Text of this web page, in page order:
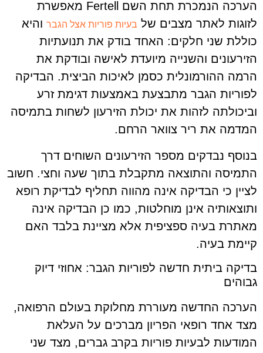
הערכה הנמכרת תחת השם Fertell מאפשרת
לזוגות לאתר מצבים של בעיות פוריות אצל הגבר והיא
כוללת שני חלקים: האחד בודק את תנועתיות
הזירעונים והשנייה מיועדת לאישה ובודקת את
הרמה ההורמונלית כסמן לאיכות הביצית. הבדיקה
לפוריות הגבר מתבצעת באמצעות דגימת זרע
וביכולתה לזהות את יכולת הזירעון לשחות בתמיסה
המדמה את ריר צוואר הרחם.
בנוסף נבדקים מספר הזירעונים השוחים דרך
התמיסה והתוצאה מתקבלת בתוך שעה וחצי. חשוב
לציין כי הבדיקה אינה מהווה תחליף לבדיקת רופא
ותוצאותיה אינן מוחלטות, כמו כן הבדיקה אינה
מאתרת בעיה ספציפית אלא מציינת בלבד האם
קיימת בעיה.
בדיקה ביתית חדשה לפוריות הגבר: אחוזי דיוק
גבוהים
הערכה החדשה מעוררת מחלוקת בעולם הרפואה,
מצד אחד רופאי הפריון מברכים על העלאת
המודעות לבעיות פוריות בקרב גברים, מצד שני